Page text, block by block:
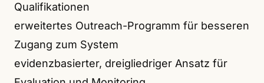
Qualifikationen
erweitertes Outreach-Programm für besseren
Zugang zum System
evidenzbasierter, dreigliedriger Ansatz für